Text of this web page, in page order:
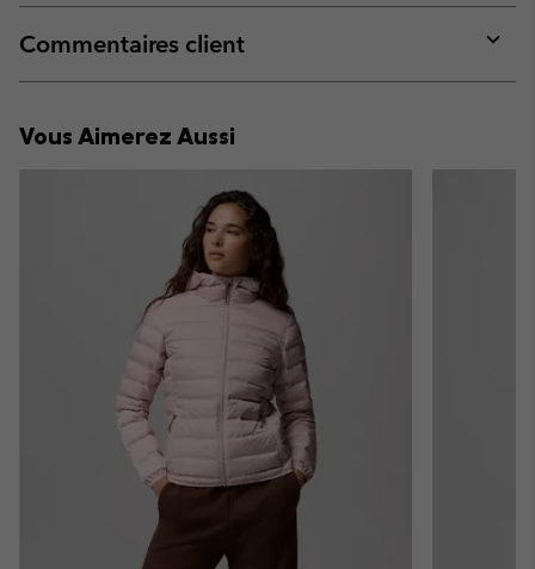
or
Commentaires client
or
Vous Aimerez Aussi